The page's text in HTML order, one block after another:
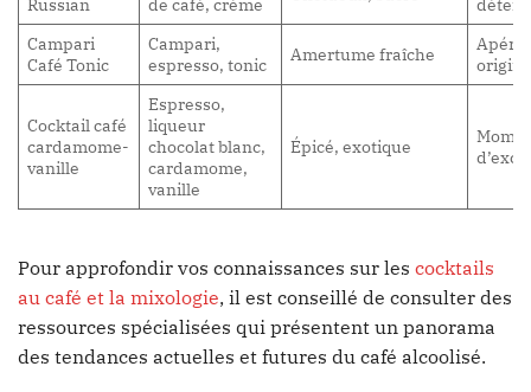
Campari
Café Tonic
Campari,
espresso, tonic
Amertume fraîche
Cocktail café
cardamome-
vanille
Espresso,
liqueur
chocolat blanc,
cardamome,
vanille
Épicé, exotique
Pour approfondir vos connaissances sur les cocktails
au café et la mixologie, il est conseillé de consulter des
ressources spécialisées qui présentent un panorama
des tendances actuelles et futures du café alcoolisé.